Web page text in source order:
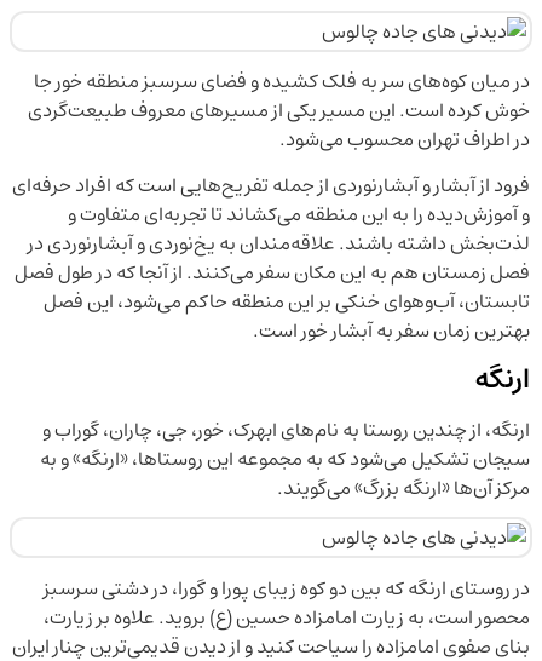
در میان کوه‌های سر به فلک کشیده و فضای سرسبز منطقه خور جا
خوش کرده است. این مسیر یکی از مسیرهای معروف طبیعت‌گردی
در اطراف تهران محسوب می‌شود.
فرود از آبشار و آبشارنوردی از جمله تفریح‌هایی است که افراد حرفه‌ای
و آموزش‌دیده‌ را به این منطقه می‌کشاند تا تجربه‌ای متفاوت و
لذت‌بخش داشته باشند. علاقه‌مندان به یخ‌نوردی و آبشارنوردی در
فصل زمستان هم به این مکان سفر می‌کنند. از آنجا که در طول فصل
تابستان، آب‌وهوای خنکی بر این منطقه حاکم می‌شود، این فصل
بهترین زمان سفر به آبشار خور است.
ارنگه
ارنگه، از چندین روستا به ‌نام‌های ابهرک، خور، جی، چاران، گوراب و
سیجان تشکیل می‌شود که به مجموعه‌ این روستاها، «ارنگه» و به
مرکز آن‌ها «ارنگه بزرگ» می‌گویند.
در روستای ارنگه که بین دو کوه زیبای پورا و گورا، در دشتی سرسبز
محصور است، به زیارت امامزاده حسین (ع) بروید. علاوه بر زیارت،
بنای صفوی امامزاده را سیاحت کنید و از دیدن قدیمی‌ترین چنار ایران